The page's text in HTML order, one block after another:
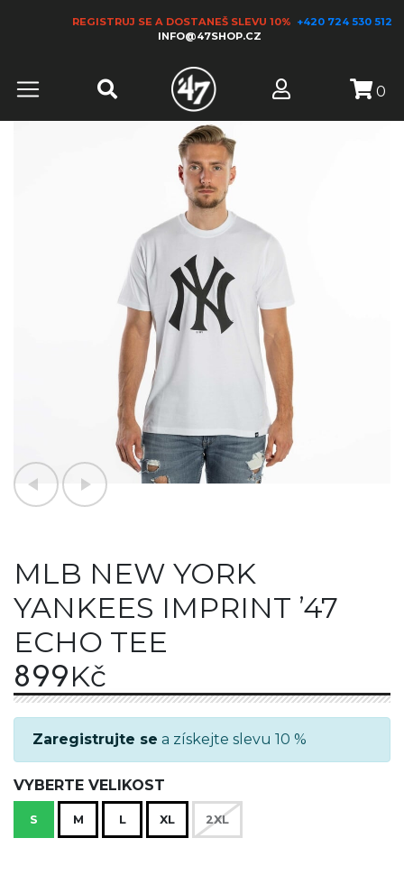
REGISTRUJ SE A DOSTANEŠ SLEVU 10% +420 724 530 512
INFO@47SHOP.CZ
0
MLB NEW YORK
YANKEES IMPRINT ’47
ECHO TEE
899Kč
Zaregistrujte se a získejte slevu 10 %
VYBERTE VELIKOST
S M L XL 2XL